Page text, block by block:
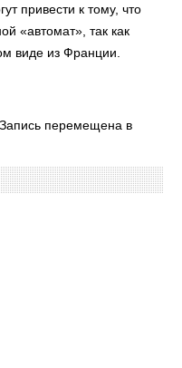
привести к тому, что
«автомат», так как
виде из Франции.
Запись перемещена в